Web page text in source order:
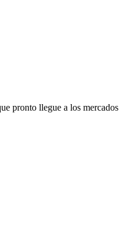
pronto llegue a los